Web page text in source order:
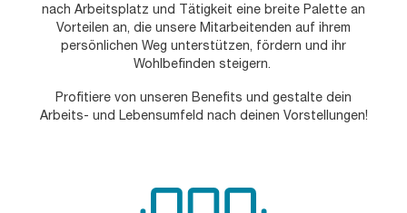
nach Arbeitsplatz und Tätigkeit eine breite Palette an
Vorteilen an, die unsere Mitarbeitenden auf ihrem
persönlichen Weg unterstützen, fördern und ihr
Wohlbefinden steigern.
Profitiere von unseren Benefits und gestalte dein
Arbeits- und Lebensumfeld nach deinen Vorstellungen!